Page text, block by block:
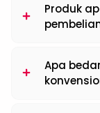
Produk
Apa